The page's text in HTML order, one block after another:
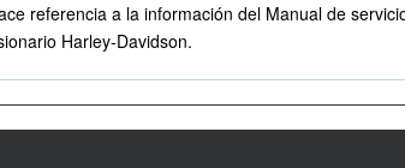
referencia a la información del Manual de
Harley-Davidson.